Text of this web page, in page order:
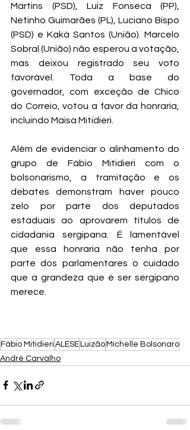
Martins (PSD), Luiz Fonseca (PP),
Netinho Guimarães (PL), Luciano Bispo
(PSD) e Kaká Santos (União). Marcelo
Sobral (União) não esperou a votação,
mas deixou registrado seu voto
favorável. Toda a base do
governador, com exceção de Chico
do Correio, votou a favor da honraria,
incluindo Maisa Mitidieri.
Além de evidenciar o alinhamento do
grupo de Fábio Mitidieri com o
bolsonarismo, a tramitação e os
debates demonstram haver pouco
zelo por parte dos deputados
estaduais ao aprovarem títulos de
cidadania sergipana. É lamentável
que essa honraria não tenha por
parte dos parlamentares o cuidado
que a grandeza que é ser sergipano
merece.
Fábio Mitidieri ALESELuizãoMichelle Bolsonaro
André Carvalho